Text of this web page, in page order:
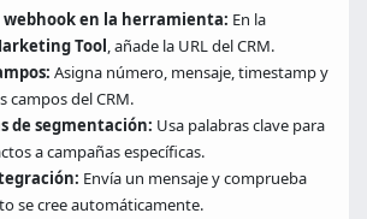
en la herramienta: En la
Tool, añade la URL del CRM.
Asigna número, mensaje, timestamp y
campos del CRM.
de segmentación: Usa palabras clave para
a campañas específicas.
Envía un mensaje y comprueba
se cree automáticamente.